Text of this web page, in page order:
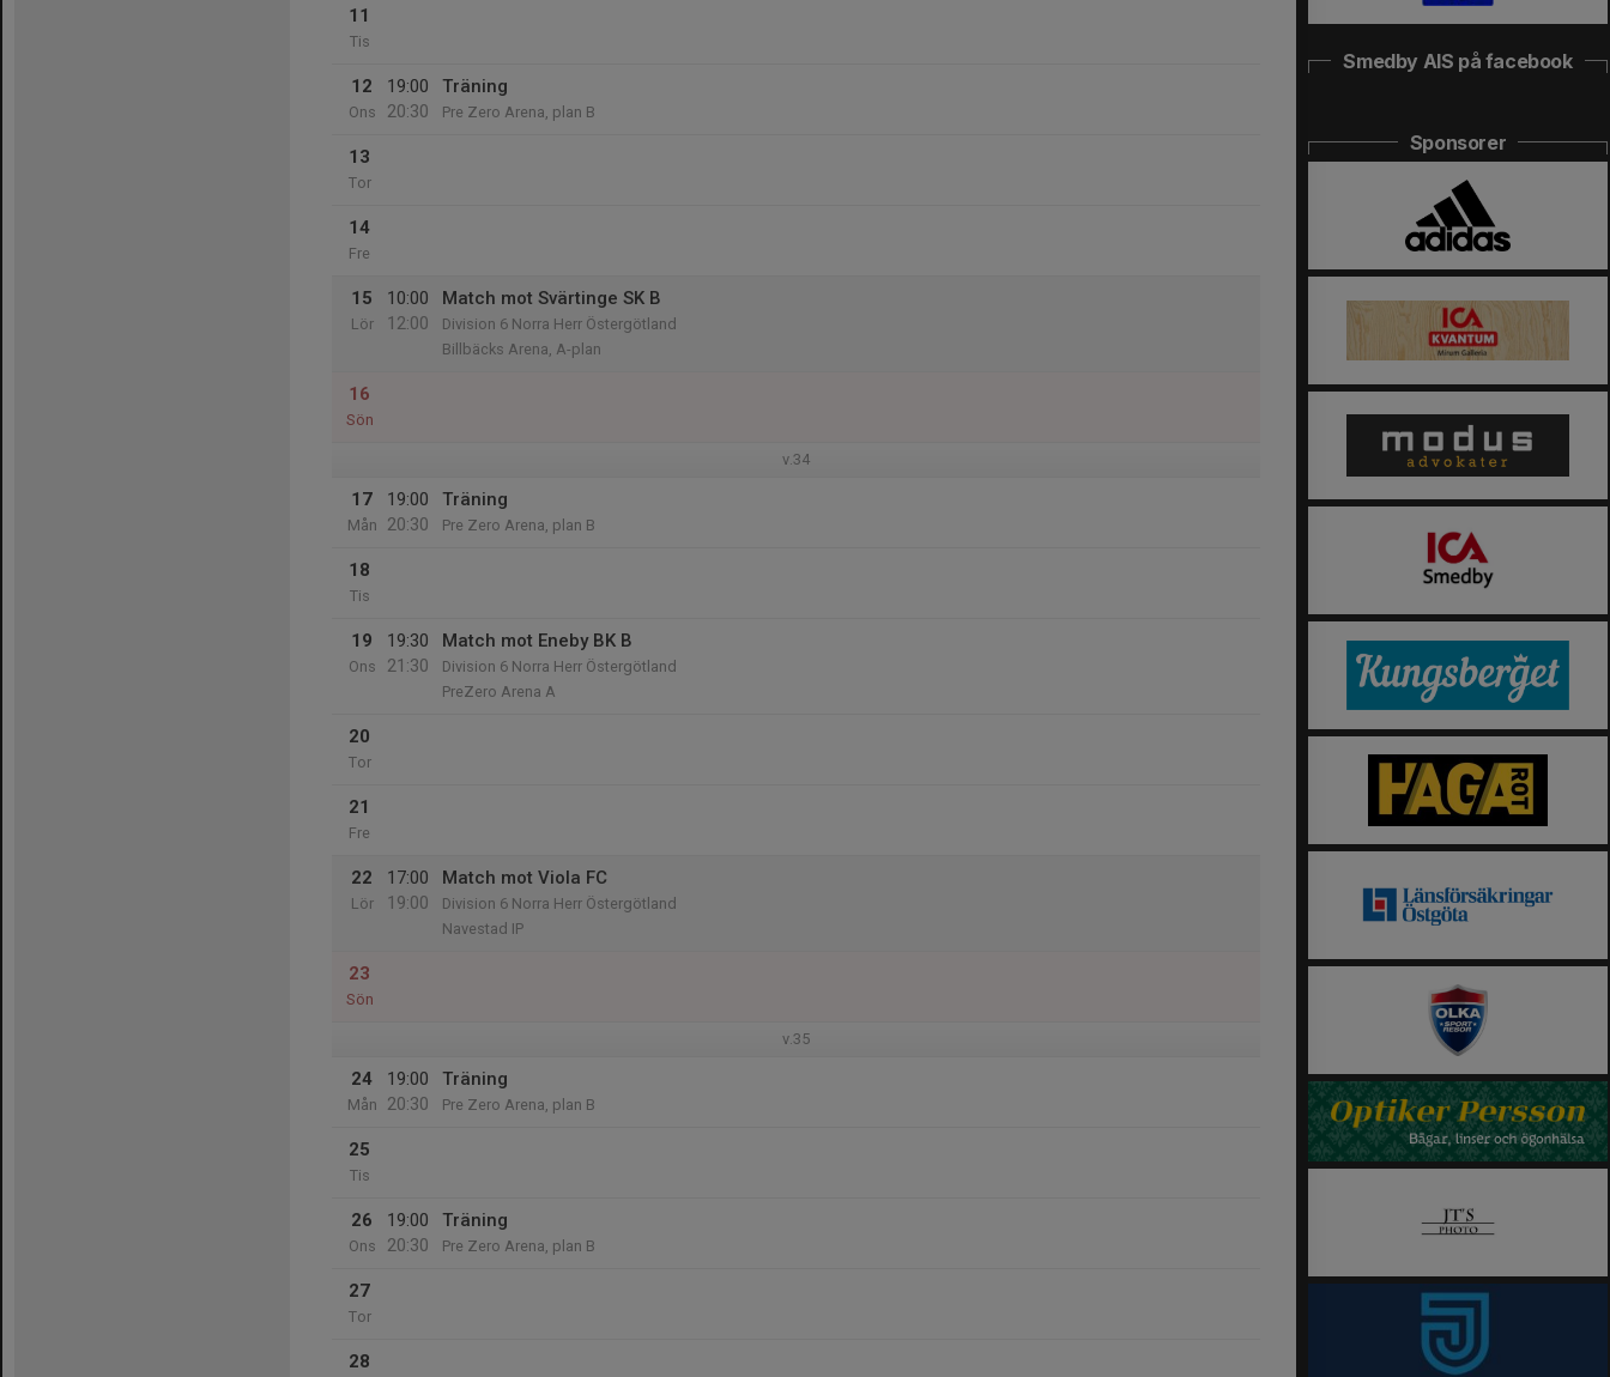
11
Tis
12
Ons
19:00
20:30
Träning
Pre Zero Arena, plan B
13
Tor
14
Fre
15
Lör
10:00
12:00
Match mot Svärtinge SK B
Division 6 Norra Herr Östergötland
Billbäcks Arena, A-plan
16
Sön
v.34
17
Mån
19:00
20:30
Träning
Pre Zero Arena, plan B
18
Tis
19
Ons
19:30
21:30
Match mot Eneby BK B
Division 6 Norra Herr Östergötland
PreZero Arena A
20
Tor
21
Fre
22
Lör
17:00
19:00
Match mot Viola FC
Division 6 Norra Herr Östergötland
Navestad IP
23
Sön
v.35
24
Mån
19:00
20:30
Träning
Pre Zero Arena, plan B
25
Tis
26
Ons
19:00
20:30
Träning
Pre Zero Arena, plan B
27
Tor
28
Smedby AIS på facebook
Sponsorer